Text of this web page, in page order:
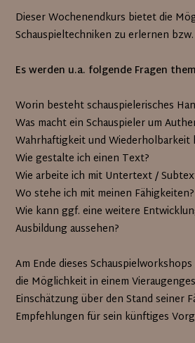
Dieser Wochenendkurs bietet die
Schauspieltechniken zu erlernen
Es werden u.a. folgende Fragen
Worin besteht schauspielerisches
Was macht ein Schauspieler um
Wahrhaftigkeit und Wiederholbarkeit
Wie gestalte ich einen Text?
Wie arbeite ich mit Untertext /
Wo stehe ich mit meinen Fähigkeiten?
Wie kann ggf. eine weitere
Ausbildung aussehen?
Am Ende dieses
die Möglichkeit in einem
Einschätzung über den Stand seiner
Empfehlungen für sein künftiges